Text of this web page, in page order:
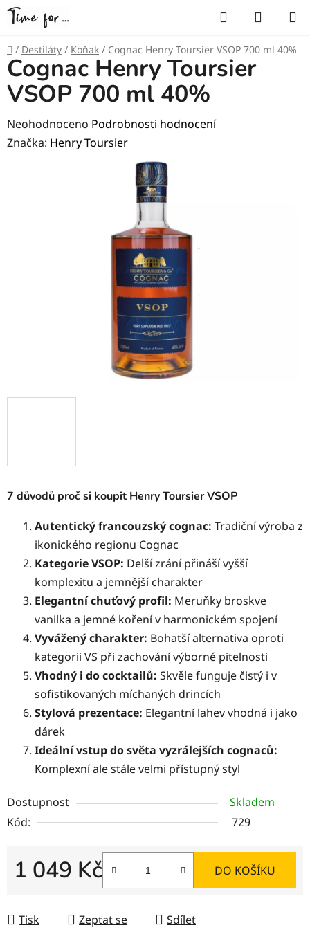
Přejít
obsah
Hledat
KOŠÍK
Domů
/ Destiláty / Koňak / Cognac Henry Toursier VSOP 700 ml 40%
7 důvodů proč si koupit Henry Toursier VSOP
Autentický francouzský cognac: Tradiční výroba z
ikonického regionu Cognac
Kategorie VSOP: Delší zrání přináší vyšší
komplexitu a jemnější charakter
Elegantní chuťový profil: Meruňky broskve
vanilka a jemné koření v harmonickém spojení
Vyvážený charakter: Bohatší alternativa oproti
kategorii VS při zachování výborné pitelnosti
Vhodný i do cocktailů: Skvěle funguje čistý i v
sofistikovaných míchaných drincích
Stylová prezentace: Elegantní lahev vhodná i jako
dárek
Ideální vstup do světa vyzrálejších cognaců:
Komplexní ale stále velmi přístupný styl
Dostupnost
Skladem
Kód:
729
1 049 Kč DO KOŠÍKU
Tisk Zeptat se Sdílet
Cognac Henry Toursier
VSOP 700 ml 40%
Průměrné
hodnocení
Neohodnoceno Podrobnosti hodnocení
Značka: Henry Toursier